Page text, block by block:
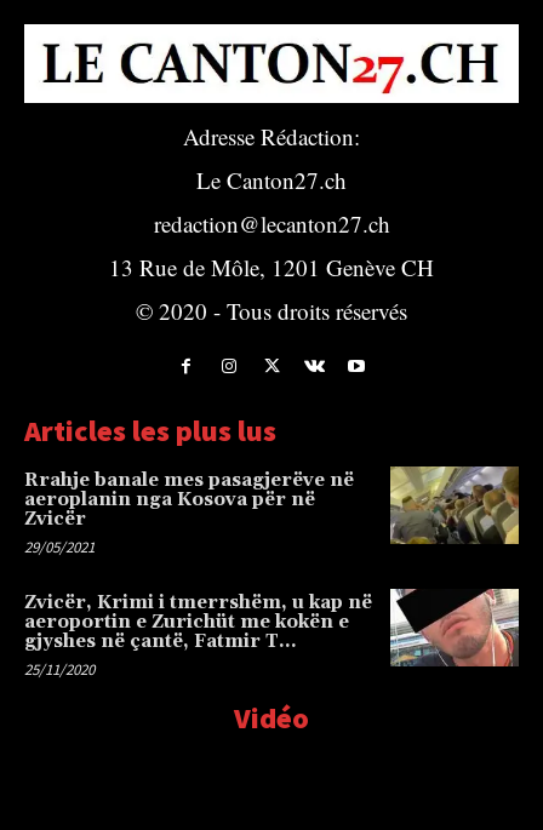
Adresse Rédaction:
Le Canton27.ch
redaction@lecanton27.ch
13 Rue de Môle, 1201 Genève CH
© 2020 - Tous droits réservés
Articles les plus lus
Rrahje banale mes pasagjerëve në
aeroplanin nga Kosova për në
Zvicër
29/05/2021
Zvicër, Krimi i tmerrshëm, u kap në
aeroportin e Zurichüt me kokën e
gjyshes në çantë, Fatmir T…
25/11/2020
Vidéo